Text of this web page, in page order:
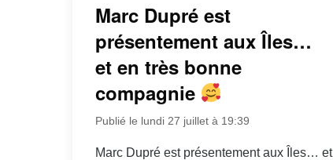
Marc Dupré est
présentement aux Îles…
et en très bonne
compagnie
Publié le lundi 27 juillet à 19:39
Marc Dupré est présentement aux Îles… et